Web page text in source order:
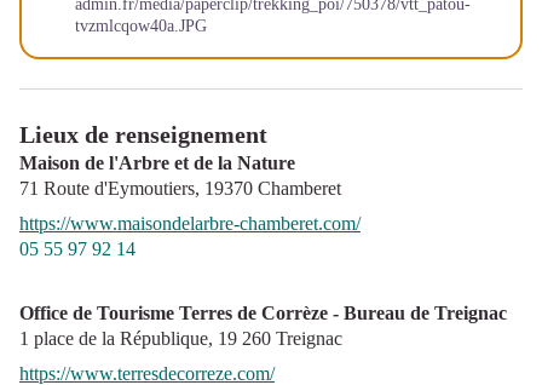
Lieux de renseignement
Maison de l'Arbre et de la Nature
71 Route d'Eymoutiers, 19370 Chamberet
https://www.maisondelarbre-chamberet.com/
05 55 97 92 14
Office de Tourisme Terres de Corrèze - Bureau de Treignac
1 place de la République, 19 260 Treignac
https://www.terresdecorreze.com/